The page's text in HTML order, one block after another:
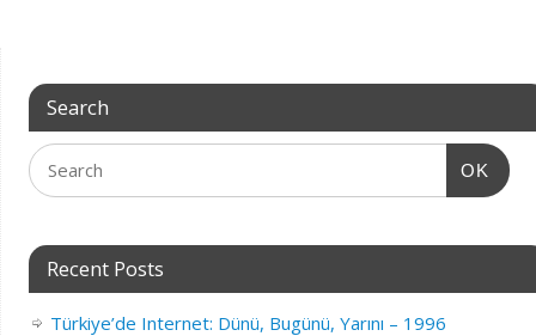
Search
OK
Recent Posts
Türkiye’de Internet: Dünü, Bugünü, Yarını – 1996